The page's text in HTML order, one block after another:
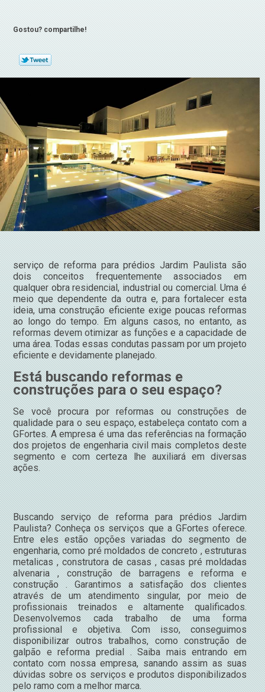
Gostou? compartilhe!
serviço de reforma para prédios Jardim Paulista são
dois conceitos frequentemente associados em
qualquer obra residencial, industrial ou comercial. Uma é
meio que dependente da outra e, para fortalecer esta
ideia, uma construção eficiente exige poucas reformas
ao longo do tempo. Em alguns casos, no entanto, as
reformas devem otimizar as funções e a capacidade de
uma área. Todas essas condutas passam por um projeto
eficiente e devidamente planejado.
Está buscando reformas e
construções para o seu espaço?
Se você procura por reformas ou construções de
qualidade para o seu espaço, estabeleça contato com a
GFortes. A empresa é uma das referências na formação
dos projetos de engenharia civil mais completos deste
segmento e com certeza lhe auxiliará em diversas
ações.
Buscando serviço de reforma para prédios Jardim
Paulista? Conheça os serviços que a GFortes oferece.
Entre eles estão opções variadas do segmento de
engenharia, como pré moldados de concreto , estruturas
metalicas , construtora de casas , casas pré moldadas
alvenaria , construção de barragens e reforma e
construção . Garantimos a satisfação dos clientes
através de um atendimento singular, por meio de
profissionais treinados e altamente qualificados.
Desenvolvemos cada trabalho de uma forma
profissional e objetiva. Com isso, conseguimos
disponibilizar outros trabalhos, como construção de
galpão e reforma predial . Saiba mais entrando em
contato com nossa empresa, sanando assim as suas
dúvidas sobre os serviços e produtos disponibilizados
pelo ramo com a melhor marca.